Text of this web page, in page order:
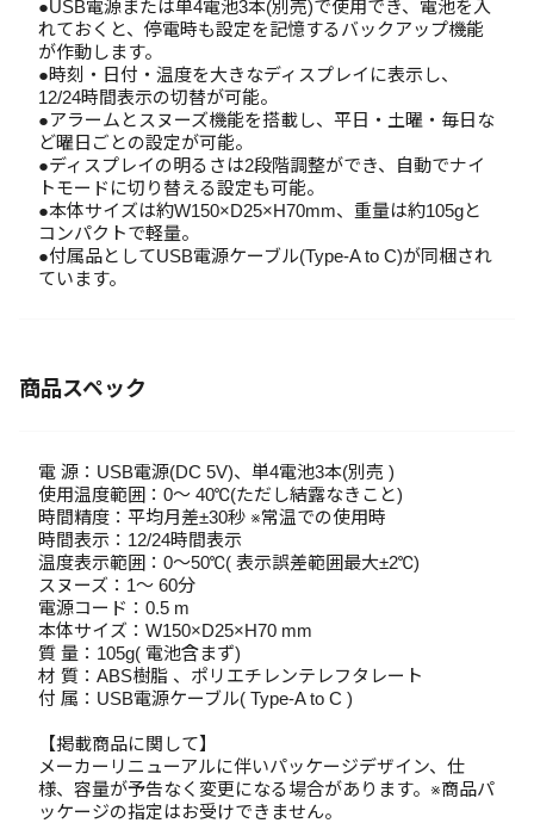
●USB電源または単4電池3本(別売)で使用でき、電池を入
れておくと、停電時も設定を記憶するバックアップ機能
が作動します。
●時刻・日付・温度を大きなディスプレイに表示し、
12/24時間表示の切替が可能。
●アラームとスヌーズ機能を搭載し、平日・土曜・毎日な
ど曜日ごとの設定が可能。
●ディスプレイの明るさは2段階調整ができ、自動でナイ
トモードに切り替える設定も可能。
●本体サイズは約W150×D25×H70mm、重量は約105gと
コンパクトで軽量。
●付属品としてUSB電源ケーブル(Type-A to C)が同梱され
ています。
商品スペック
電 源：USB電源(DC 5V)、単4電池3本(別売 )
使用温度範囲：0～ 40℃(ただし結露なきこと)
時間精度：平均月差±30秒 ※常温での使用時
時間表示：12/24時間表示
温度表示範囲：0～50℃( 表示誤差範囲最大±2℃)
スヌーズ：1～ 60分
電源コード：0.5 m
本体サイズ：W150×D25×H70 mm
質 量：105g( 電池含まず)
材 質：ABS樹脂 、ポリエチレンテレフタレート
付 属：USB電源ケーブル( Type-A to C )
【掲載商品に関して】
メーカーリニューアルに伴いパッケージデザイン、仕
様、容量が予告なく変更になる場合があります。※商品パ
ッケージの指定はお受けできません。